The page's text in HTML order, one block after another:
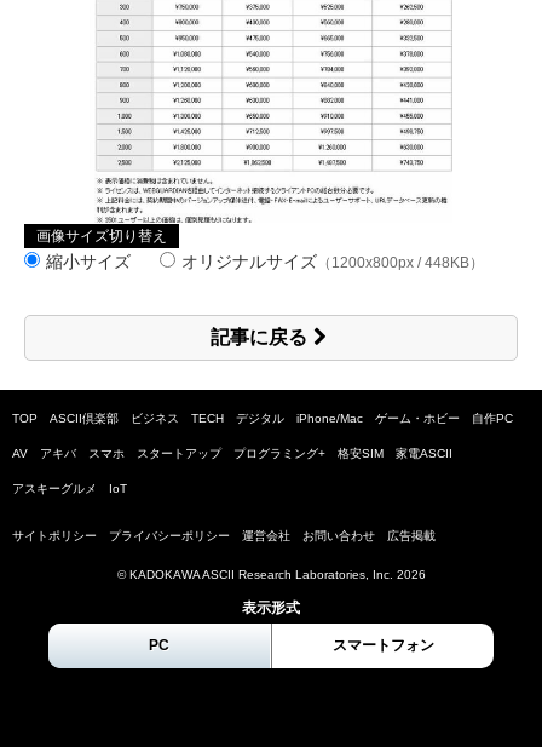
画像サイズ切り替え
縮小サイズ オリジナルサイズ （1200x800px / 448KB）
記事に戻る
TOP ASCII倶楽部 ビジネス TECH デジタル iPhone/Mac ゲーム・ホビー 自作PC
AV アキバ スマホ スタートアップ プログラミング+ 格安SIM 家電ASCII
アスキーグルメ IoT
サイトポリシー プライバシーポリシー 運営会社 お問い合わせ 広告掲載
© KADOKAWA ASCII Research Laboratories, Inc. 2026
表示形式
PC スマートフォン